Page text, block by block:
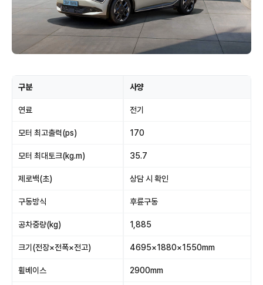
구분 사양
연료 전기
모터 최고출력(ps) 170
모터 최대토크(kg.m) 35.7
제로백(초) 상담 시 확인
구동방식 후륜구동
공차중량(kg) 1,885
크기(전장×전폭×전고) 4695×1880×1550mm
휠베이스 2900mm